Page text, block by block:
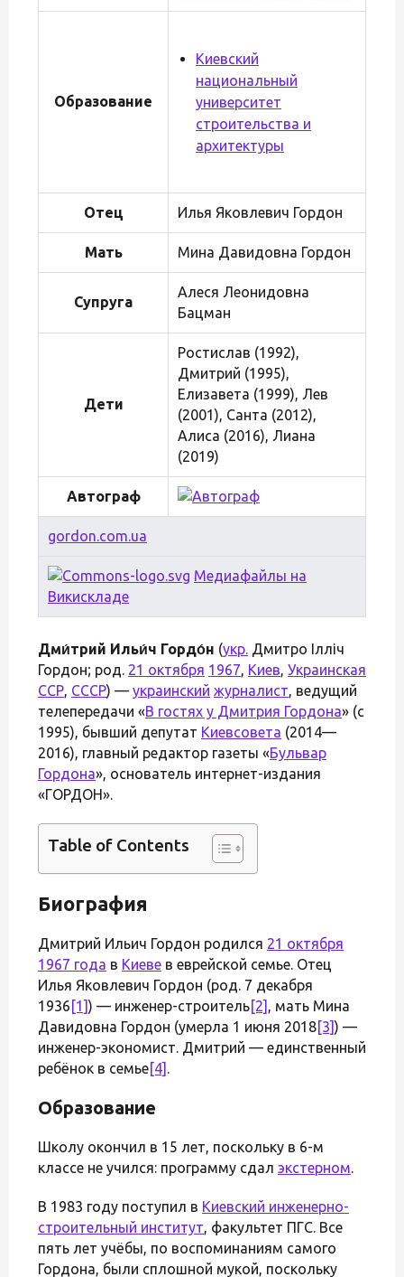
Образование
Киевский
национальный
университет
строительства и
архитектуры
Отец Илья Яковлевич Гордон
Мать Мина Давидовна Гордон
Супруга
Алеся Леонидовна
Бацман
Дети
Ростислав (1992),
Дмитрий (1995),
Елизавета (1999), Лев
(2001), Санта (2012),
Алиса (2016), Лиана
(2019)
Автограф
gordon.com.ua
Медиафайлы на
Викискладе
Дми́трий Ильи́ч Гордо́н (укр. Дмитро Ілліч
Гордон; род. 21 октября 1967, Киев, Украинская
ССР, СССР) — украинский журналист, ведущий
телепередачи «В гостях у Дмитрия Гордона» (с
1995), бывший депутат Киевсовета (2014—
2016), главный редактор газеты «Бульвар
Гордона», основатель интернет-издания
«ГОРДОН».
Table of Contents
Биография
Дмитрий Ильич Гордон родился 21 октября
1967 года в Киеве в еврейской семье. Отец
Илья Яковлевич Гордон (род. 7 декабря
1936 [1]) — инженер-строитель[2] , мать Мина
Давидовна Гордон (умерла 1 июня 2018[3]) —
инженер-экономист. Дмитрий — единственный
ребёнок в семье[4] .
Образование
Школу окончил в 15 лет, поскольку в 6-м
классе не учился: программу сдал экстерном.
В 1983 году поступил в Киевский инженерно-
строительный институт, факультет ПГС. Все
пять лет учёбы, по воспоминаниям самого
Гордона, были сплошной мукой, поскольку